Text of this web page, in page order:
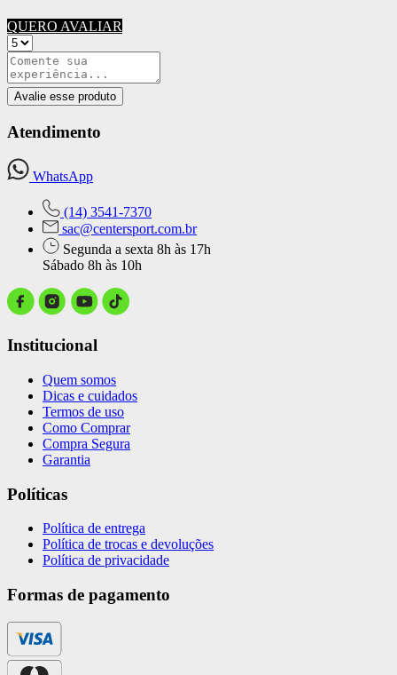
QUERO AVALIAR
Avalie esse produto
Atendimento
WhatsApp
(14) 3541-7370
sac@centersport.com.br
Segunda a sexta 8h às 17h
Sábado 8h às 10h
Institucional
Quem somos
Dicas e cuidados
Termos de uso
Como Comprar
Compra Segura
Garantia
Políticas
Política de entrega
Política de trocas e devoluções
Política de privacidade
Formas de pagamento